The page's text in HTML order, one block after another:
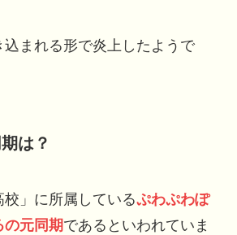
込まれる形で炎上したようで
は？
」に所属しているぷわぷわぽ
元同期であるといわれていま